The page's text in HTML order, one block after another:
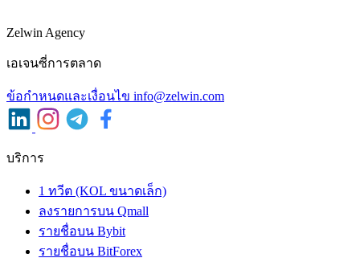
Zelwin Agency
เอเจนซี่การตลาด
ข้อกําหนดและเงื่อนไข info@zelwin.com
บริการ
1 ทวีต (KOL ขนาดเล็ก)
ลงรายการบน Qmall
รายชื่อบน Bybit
รายชื่อบน BitForex